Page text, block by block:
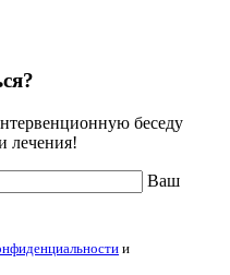
беседу
лечения!
Ваш
и